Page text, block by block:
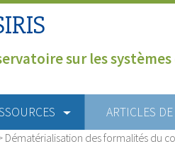
sur les
ARTICLES
Dématérialisation des formalités du